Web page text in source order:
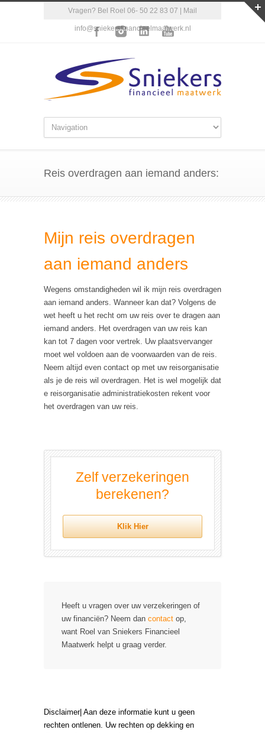
Vragen? Bel Roel 06- 50 22 83 07 | Mail
info@sniekersfinancieelmaatwerk.nl
Reis overdragen aan iemand anders:
Mijn reis overdragen
aan iemand anders
Wegens omstandigheden wil ik mijn reis overdragen
aan iemand anders. Wanneer kan dat? Volgens de
wet heeft u het recht om uw reis over te dragen aan
iemand anders. Het overdragen van uw reis kan
kan tot 7 dagen voor vertrek. Uw plaatsvervanger
moet wel voldoen aan de voorwaarden van de reis.
Neem altijd even contact op met uw reisorganisatie
als je de reis wil overdragen. Het is wel mogelijk dat
e reisorganisatie administratiekosten rekent voor
het overdragen van uw reis.
Zelf verzekeringen
berekenen?
Klik Hier
Heeft u vragen over uw verzekeringen of
uw financiën? Neem dan contact op,
want Roel van Sniekers Financieel
Maatwerk helpt u graag verder.
Disclaimer| Aan deze informatie kunt u geen
rechten ontlenen. Uw rechten op dekking en